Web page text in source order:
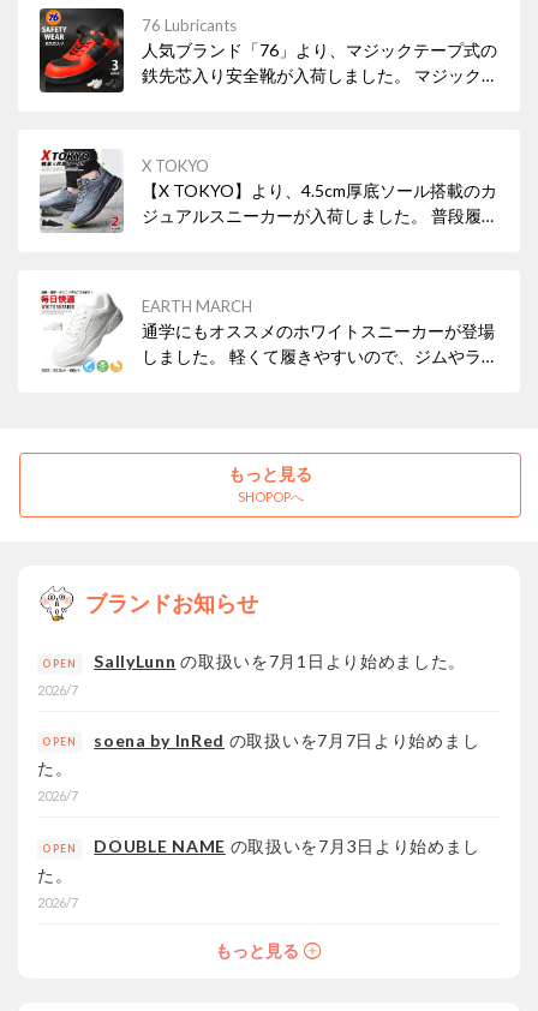
76 Lubricants
人気ブランド「76」より、マジックテープ式の
鉄先芯入り安全靴が入荷しました。 マジックテ
洒落なおすすめの作業靴です。
X TOKYO
【X TOKYO】より、4.5cm厚底ソール搭載のカ
ジュアルスニーカーが入荷しました。 普段履き
EARTH MARCH
通学にもオススメのホワイトスニーカーが登場
しました。 軽くて履きやすいので、ジムやラン
もっと見る
SHOPOPへ
ブランドお知らせ
OPEN SallyLunn の取扱いを7月1日より始めました。
2026/7
OPEN soena by InRed の取扱いを7月7日より始めまし
た。
2026/7
OPEN DOUBLE NAME の取扱いを7月3日より始めまし
た。
2026/7
もっと見る